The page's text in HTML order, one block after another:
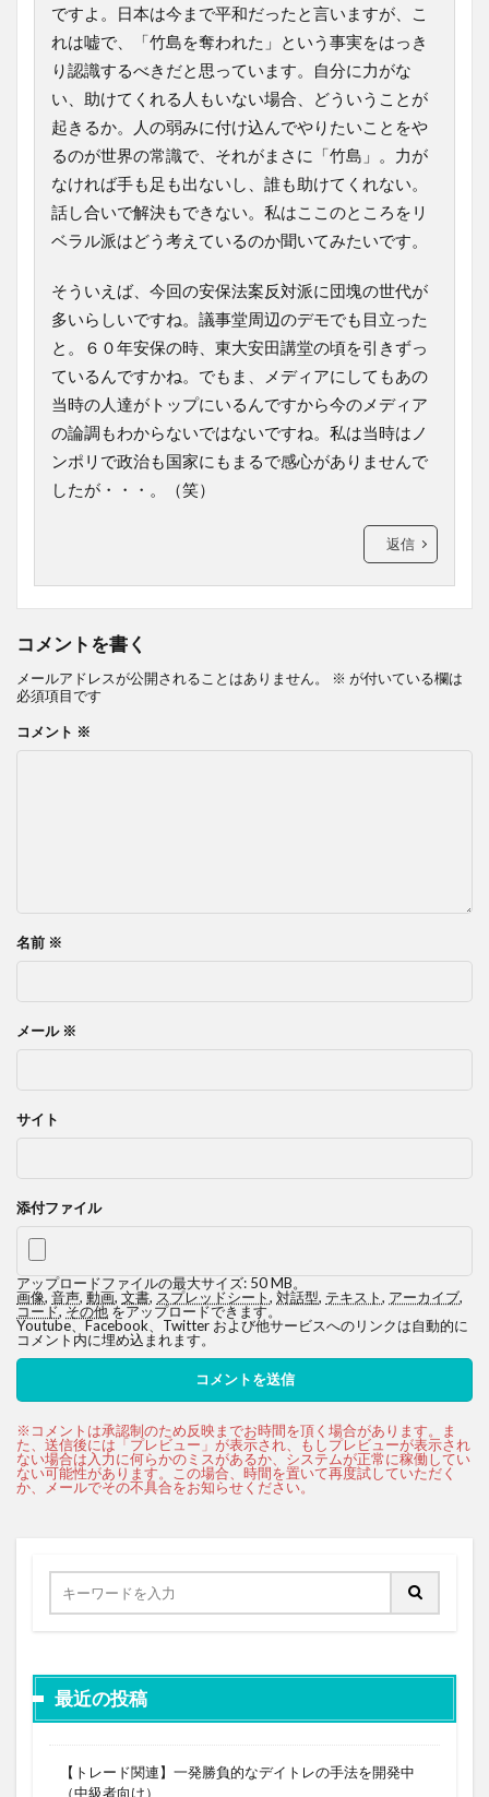
ですよ。日本は今まで平和だったと言いますが、こ
れは嘘で、「竹島を奪われた」という事実をはっき
り認識するべきだと思っています。自分に力がな
い、助けてくれる人もいない場合、どういうことが
起きるか。人の弱みに付け込んでやりたいことをや
るのが世界の常識で、それがまさに「竹島」。力が
なければ手も足も出ないし、誰も助けてくれない。
話し合いで解決もできない。私はここのところをリ
ベラル派はどう考えているのか聞いてみたいです。
そういえば、今回の安保法案反対派に団塊の世代が
多いらしいですね。議事堂周辺のデモでも目立った
と。６０年安保の時、東大安田講堂の頃を引きずっ
ているんですかね。でもま、メディアにしてもあの
当時の人達がトップにいるんですから今のメディア
の論調もわからないではないですね。私は当時はノ
ンポリで政治も国家にもまるで感心がありませんで
したが・・・。（笑）
返信
コメントを書く
メールアドレスが公開されることはありません。 ※ が付いている欄は
必須項目です
コメント ※
名前 ※
メール ※
サイト
添付ファイル
アップロードファイルの最大サイズ: 50 MB。
画像, 音声, 動画, 文書, スプレッドシート, 対話型, テキスト, アーカイブ,
コード,その他をアップロードできます。
Youtube、Facebook、Twitter および他サービスへのリンクは自動的に
コメント内に埋め込まれます。
最近の投稿
【トレード関連】一発勝負的なデイトレの手法を開発中
（中級者向け）